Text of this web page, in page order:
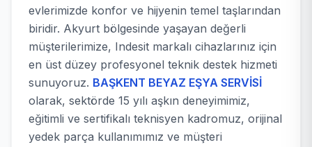
evlerimizde konfor ve hijyenin temel taşlarından
biridir. Akyurt bölgesinde yaşayan değerli
müşterilerimize, Indesit markalı cihazlarınız için
en üst düzey profesyonel teknik destek hizmeti
sunuyoruz. BAŞKENT BEYAZ EŞYA SERVİSİ
olarak, sektörde 15 yılı aşkın deneyimimiz,
eğitimli ve sertifikalı teknisyen kadromuz, orijinal
yedek parça kullanımımız ve müşteri